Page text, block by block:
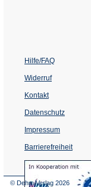
Hilfe/FAQ
Widerruf
Kontakt
Datenschutz
Impressum
Barrierefreiheit
© Dehm Verlag 2026